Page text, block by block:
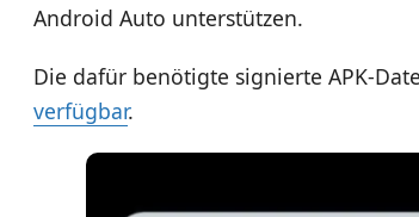
Android Auto unterstützen.
Die dafür benötigte signierte APK-
verfügbar.